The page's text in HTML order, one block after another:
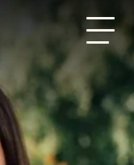
KontaktWahlkreis